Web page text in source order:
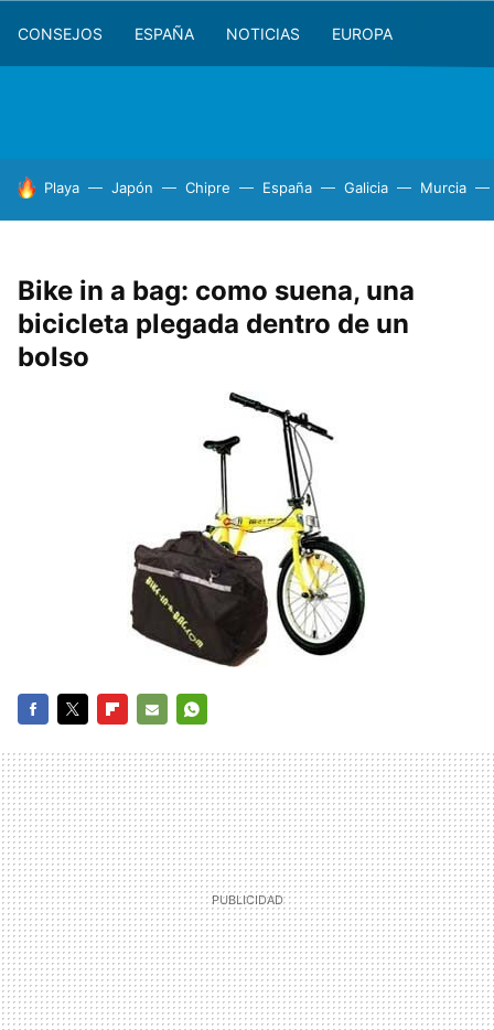
CONSEJOS ESPAÑA NOTICIAS EUROPA
HOY SE HABLA DE
Playa Japón Chipre España Galicia Murcia
Bike in a bag: como suena, una
bicicleta plegada dentro de un
bolso
MAIL